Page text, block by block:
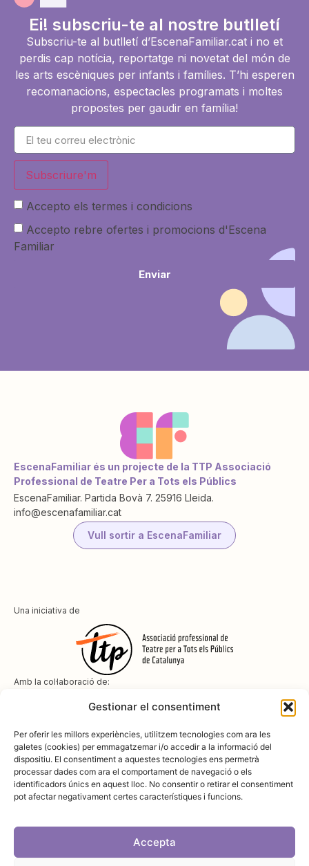
Gestionar el consentiment
Per oferir les millors experiències, utilitzem tecnologies com ara les
galetes (cookies) per emmagatzemar i/o accedir a la informació del
dispositiu. El consentiment a aquestes tecnologies ens permetrà
processar dades com ara el comportament de navegació o els
identificadors únics en aquest lloc. No consentir o retirar el consentiment
pot afectar negativament certes característiques i funcions.
Accepta
Ei! subscriu-te al nostre butlletí
Subscriu-te al butlletí d’EscenaFamiliar.cat i no et
perdis cap notícia, reportatge ni novetat del món de
les arts escèniques per infants i famílies. T’hi esperen
recomanacions, espectacles programats i moltes
propostes per gaudir en família!
Subscriure'm
Accepto els termes i condicions
Accepto rebre ofertes i promocions d'Escena
Familiar
Enviar
EscenaFamiliar és un projecte de la TTP Associació
Professional de Teatre Per a Tots els Públics
EscenaFamiliar. Partida Bovà 7. 25916 Lleida.
info@escenafamiliar.cat
Vull sortir a EscenaFamiliar
Una iniciativa de
Amb la col·laboració de:
Amb el suport de